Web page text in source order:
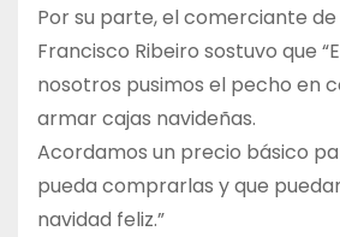
Por su parte, el comerciante
Francisco Ribeiro sostuvo que
nosotros pusimos el pecho en
armar cajas navideñas.
Acordamos un precio básico
pueda comprarlas y que
navidad feliz.”